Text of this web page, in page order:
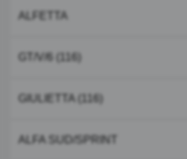
ALFETTA
GT/V/6 (116)
GIULIETTA (116)
ALFA SUD/SPRINT